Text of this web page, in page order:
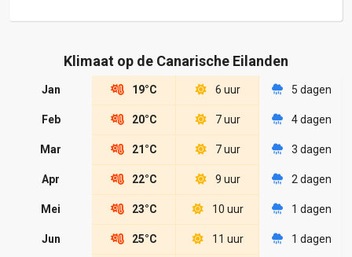
Klimaat op de Canarische Eilanden
Jan 19°C 6 uur 5 dagen
Feb 20°C 7 uur 4 dagen
Mar 21°C 7 uur 3 dagen
Apr 22°C 9 uur 2 dagen
Mei 23°C 10 uur 1 dagen
Jun 25°C 11 uur 1 dagen